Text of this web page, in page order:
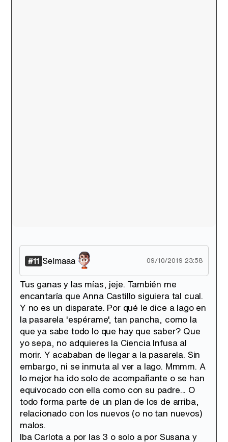
#11 Selmaaa 09/10/2019 23:58
Tus ganas y las mías, jeje. También me
encantaría que Anna Castillo siguiera tal cual.
Y no es un disparate. Por qué le dice a Iago en
la pasarela 'espérame', tan pancha, como la
que ya sabe todo lo que hay que saber? Que
yo sepa, no adquieres la Ciencia Infusa al
morir. Y acababan de llegar a la pasarela. Sin
embargo, ni se inmuta al ver a Iago. Mmmm. A
lo mejor ha ido solo de acompañante o se han
equivocado con ella como con su padre... O
todo forma parte de un plan de los de arriba,
relacionado con los nuevos (o no tan nuevos)
malos.
Iba Carlota a por las 3 o solo a por Susana y